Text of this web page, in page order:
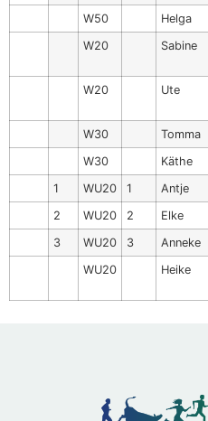
W50
Helga
W20
Sabine
W20
Ute
W30
Tomma
W30
Käthe
1
WU20 1 Antje
2
WU20 2 Elke
3
WU20 3 Anneke
WU20
Heike